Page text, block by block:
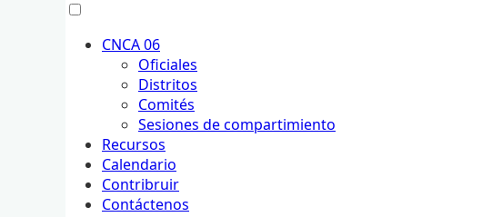
CNCA 06
Oficiales
Distritos
Comités
Sesiones de compartimiento
Recursos
Calendario
Contribruir
Contáctenos